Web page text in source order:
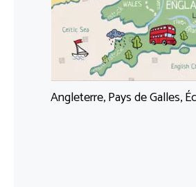
Angleterre, Pays de Galles,